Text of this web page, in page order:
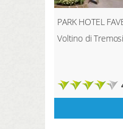
PARK HOTEL
Voltino di